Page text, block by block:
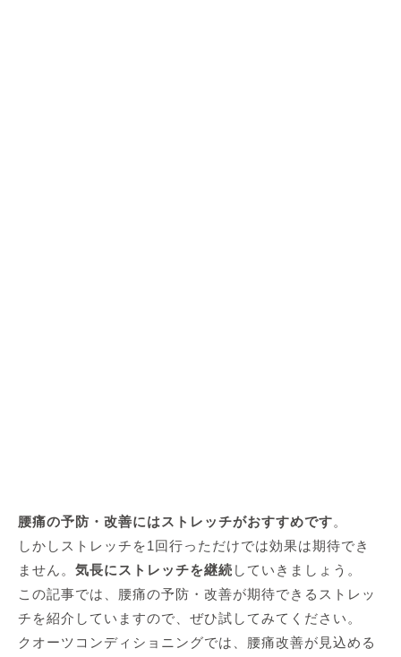
腰痛の予防・改善にはストレッチがおすすめです。
しかしストレッチを1回行っただけでは効果は期待でき
ません。 気長にストレッチを継続 していきましょう。
この記事では、腰痛の予防・改善が期待できるストレッ
チを紹介していますので、ぜひ試してみてください。
クオーツコンディショニングでは、腰痛改善が見込める